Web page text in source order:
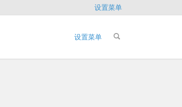
设置菜单
设置菜单